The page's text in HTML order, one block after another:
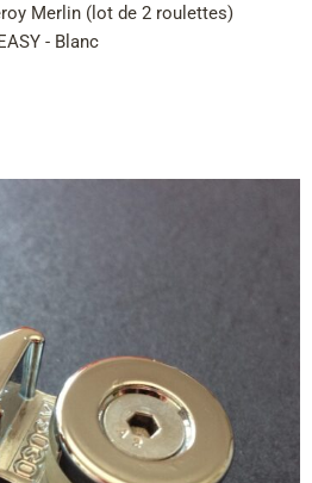
Merlin (lot de 2 roulettes)
- Blanc